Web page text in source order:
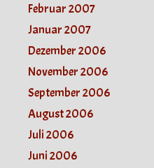
Februar 2007
Januar 2007
Dezember 2006
November 2006
September 2006
August 2006
Juli 2006
Juni 2006